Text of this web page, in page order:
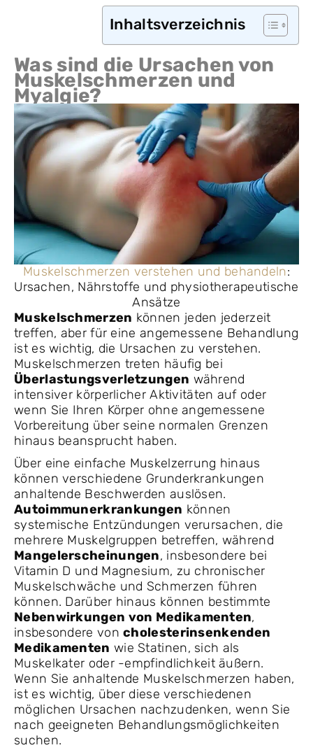
Inhaltsverzeichnis
Was sind die Ursachen von
Muskelschmerzen und
Myalgie?
Muskelschmerzen verstehen und behandeln:
Ursachen, Nährstoffe und physiotherapeutische
Ansätze
Muskelschmerzen können jeden jederzeit
treffen, aber für eine angemessene Behandlung
ist es wichtig, die Ursachen zu verstehen.
Muskelschmerzen treten häufig bei
Überlastungsverletzungen während
intensiver körperlicher Aktivitäten auf oder
wenn Sie Ihren Körper ohne angemessene
Vorbereitung über seine normalen Grenzen
hinaus beansprucht haben.
Über eine einfache Muskelzerrung hinaus
können verschiedene Grunderkrankungen
anhaltende Beschwerden auslösen.
Autoimmunerkrankungen können
systemische Entzündungen verursachen, die
mehrere Muskelgruppen betreffen, während
Mangelerscheinungen, insbesondere bei
Vitamin D und Magnesium, zu chronischer
Muskelschwäche und Schmerzen führen
können. Darüber hinaus können bestimmte
Nebenwirkungen von Medikamenten,
insbesondere voncholesterinsenkenden
Medikamenten wie Statinen, sich als
Muskelkater oder -empfindlichkeit äußern.
Wenn Sie anhaltende Muskelschmerzen haben,
ist es wichtig, über diese verschiedenen
möglichen Ursachen nachzudenken, wenn Sie
nach geeigneten Behandlungsmöglichkeiten
suchen.